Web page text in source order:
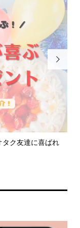
必見！推しの祭壇の作
